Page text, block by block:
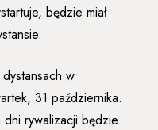
będzie miał
w
31 października.
dni rywalizacji będzie